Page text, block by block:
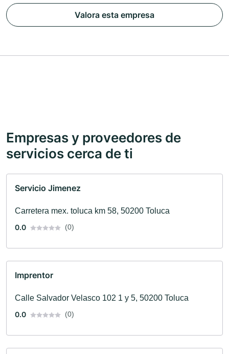
Valora esta empresa
Empresas y proveedores de
servicios cerca de ti
Servicio Jimenez
Carretera mex. toluca km 58, 50200 Toluca
0.0
(0)
Imprentor
Calle Salvador Velasco 102 1 y 5, 50200 Toluca
0.0
(0)